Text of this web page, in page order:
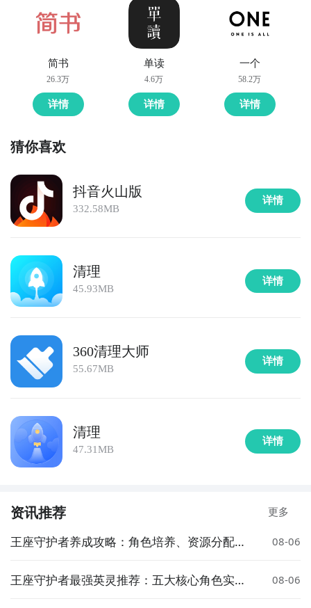
简书
26.3万
详情
单读
4.6万
详情
一个
58.2万
详情
猜你喜欢
抖音火山版
332.58MB
详情
清理
45.93MB
详情
360清理大师
55.67MB
详情
清理
47.31MB
详情
资讯推荐 更多
王座守护者养成攻略：角色培养、资源分配与
08-06
王座守护者最强英灵推荐：五大核心角色实力
08-06